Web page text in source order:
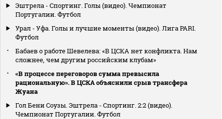
Эштрела - Спортинг. Голы (видео). Чемпионат
Португалии. Футбол
Урал - Уфа. Голы и лучшие моменты (видео). Лига PARI.
Футбол
Бабаев о работе Шевелева: «В ЦСКА нет конфликта. Нам
сложнее, чем другим российским клубам»
«В процессе переговоров сумма превысила
рациональную». В ЦСКА объяснили срыв трансфера
Жуана
Гол Бени Соузы. Эштрела - Спортинг. 2:2 (видео).
Чемпионат Португалии. Футбол